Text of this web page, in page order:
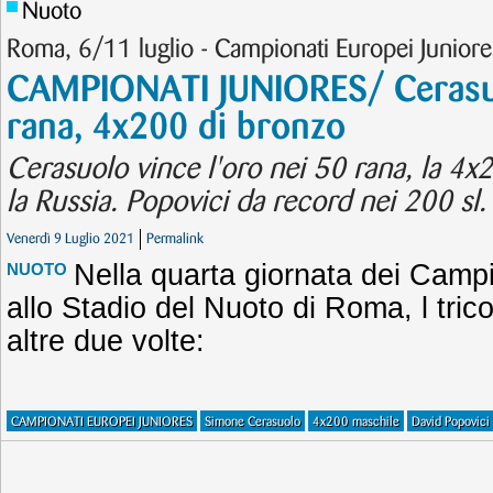
Nuoto
Roma, 6/11 luglio - Campionati Europei
CAMPIONATI JUNIORES/
rana, 4x200 di bronzo
Cerasuolo vince l'oro nei 50 rana, la
la Russia. Popovici da record nei 200 sl.
Venerdì 9 Luglio 2021 Permalink
NUOTO Nella quarta giornata dei
allo Stadio del Nuoto di Roma, l
altre due volte:
CAMPIONATI EUROPEI JUNIORES Simone Cerasuolo 4x200 maschile David Popovici